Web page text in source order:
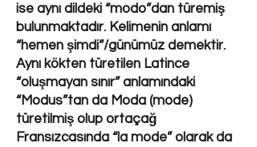
ise aynı dildeki “modo”dan türemiş
bulunmaktadır. Kelimenin anlamı
“hemen şimdi”/günümüz demektir.
Aynı kökten türetilen Latince
“oluşmayan sınır” anlamındaki
“Modus”tan da Moda (mode)
türetilmiş olup ortaçağ
Fransızcasında “la mode” olarak da